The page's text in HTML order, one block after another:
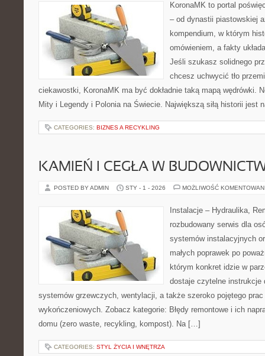
KoronaMK to portal
– od dynastii piastowskiej
kompendium, w którym
omówieniem, a fakty
Jeśli szukasz solidnego
chcesz uchwycić tło
ciekawostki, KoronaMK ma być dokładnie taką mapą wędrówki.
Mity i Legendy i Polonia na Świecie. Największą siłą historii jest
CATEGORIES: BIZNES A RECYKLING
KAMIEŃ I CEGŁA W
POSTED BY ADMIN STY - 1 - 2026 MOŻLIWOŚĆ
Instalacje – Hydraulika,
rozbudowany serwis dla
systemów instalacyjnych
małych poprawek po
którym konkret idzie w
dostaje czytelne instrukcje
systemów grzewczych, wentylacji, a także szeroko pojętego
wykończeniowych. Zobacz kategorie: Błędy remontowe i ich
domu (zero waste, recykling, kompost). Na […]
CATEGORIES: STYL ŻYCIA I WNĘTRZA